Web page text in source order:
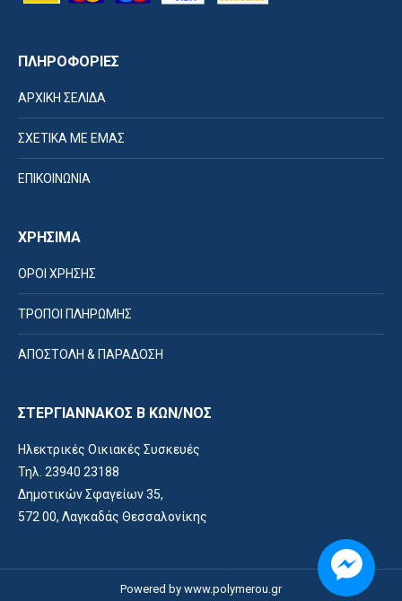
ΠΛΗΡΟΦΟΡΙΕΣ
ΑΡΧΙΚΗ ΣΕΛΙΔΑ
ΣΧΕΤΙΚΑ ΜΕ ΕΜΑΣ
ΕΠΙΚΟΙΝΩΝΙΑ
ΧΡΗΣΙΜΑ
ΟΡΟΙ ΧΡΗΣΗΣ
ΤΡΟΠΟΙ ΠΛΗΡΩΜΗΣ
ΑΠΟΣΤΟΛΗ & ΠΑΡΑΔΟΣΗ
ΣΤΕΡΓΙΑΝΝΑΚΟΣ Β ΚΩΝ/ΝΟΣ
Ηλεκτρικές Οικιακές Συσκευές
Τηλ. 23940 23188
Δημοτικών Σφαγείων 35,
572 00, Λαγκαδάς Θεσσαλονίκης
Powered by www.polymerou.gr